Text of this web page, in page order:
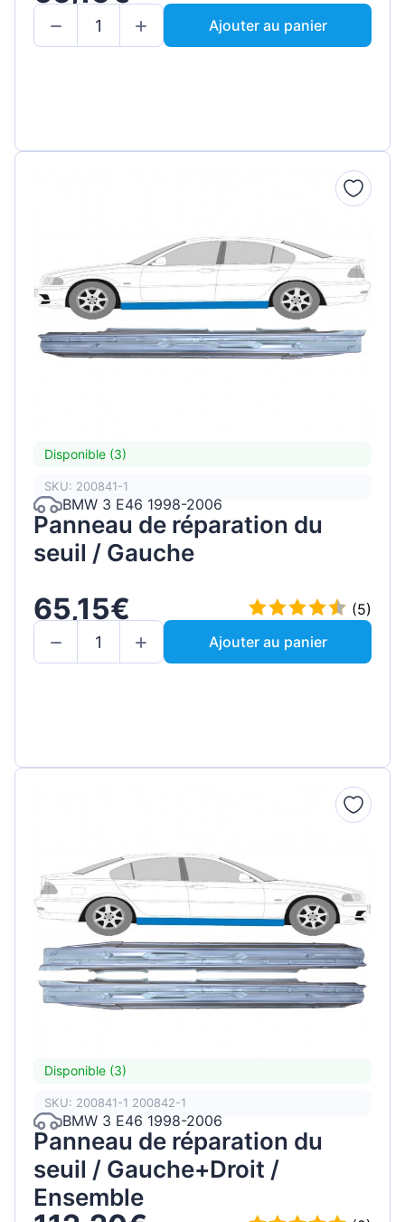
Ajouter au panier
Disponible (3)
SKU: 200841-1
BMW 3 E46 1998-2006
Panneau de réparation du
seuil / Gauche
65,15€
(5)
Ajouter au panier
Disponible (3)
SKU: 200841-1 200842-1
BMW 3 E46 1998-2006
Panneau de réparation du
seuil / Gauche+Droit /
Ensemble